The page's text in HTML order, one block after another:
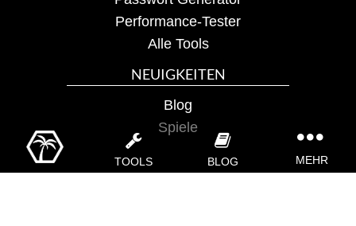
TOOLS BLOG
TOGGLE
MEHR
Performance-Tester
Alle Tools
NEUIGKEITEN
Blog
Spiele